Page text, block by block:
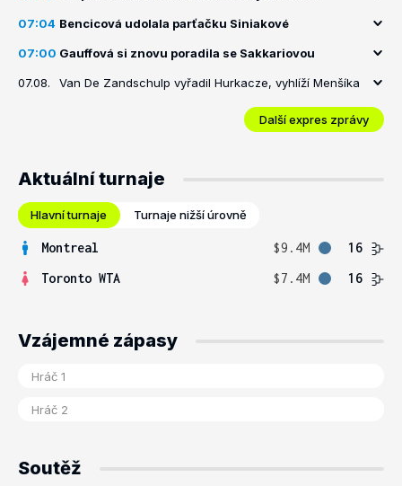
07:04 Bencicová udolala parťačku Siniakové
07:00 Gauffová si znovu poradila se Sakkariovou
07.08. Van De Zandschulp vyřadil Hurkacze, vyhlíží Menšíka
Další expres zprávy
Aktuální turnaje
Hlavní turnaje Turnaje nižší úrovně
Montreal $9.4M
16
Toronto WTA
$7.4M 16
Vzájemné zápasy
Soutěž